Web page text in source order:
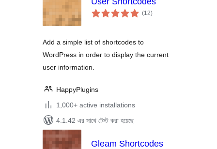
(12total
ratings
)
Add a simple list of shortcodes to
WordPress in order to display the current
user information.
HappyPlugins
1,000+ active installations
4.1.42 এর সাথে টেস্ট করা হয়েছে
Gleam Shortcodes